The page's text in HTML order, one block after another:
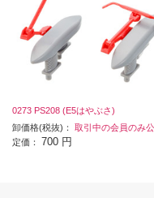
0273 PS208 (E5はやぶさ)
卸価格(税抜)： 取引中の会員のみ
定価： 700 円